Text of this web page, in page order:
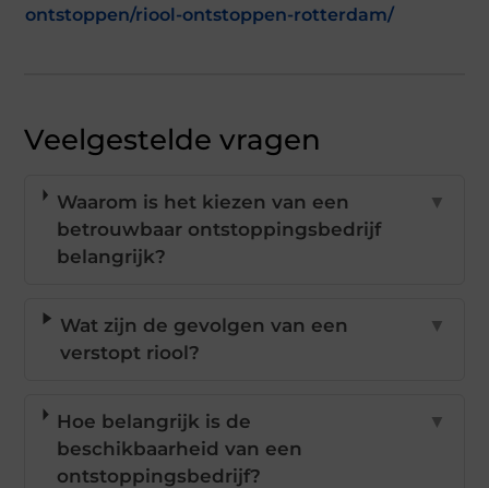
ontstoppen/riool-ontstoppen-rotterdam/
Veelgestelde vragen
Waarom is het kiezen van een
betrouwbaar ontstoppingsbedrijf
belangrijk?
▼
Wat zijn de gevolgen van een
verstopt riool?
▼
Hoe belangrijk is de
beschikbaarheid van een
ontstoppingsbedrijf?
▼